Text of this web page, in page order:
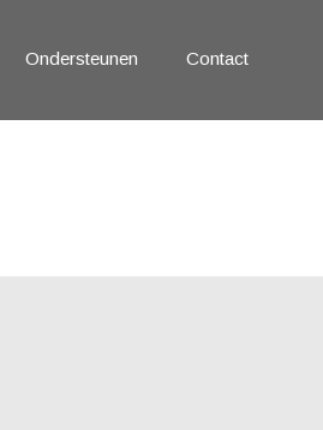
Ondersteunen Contact